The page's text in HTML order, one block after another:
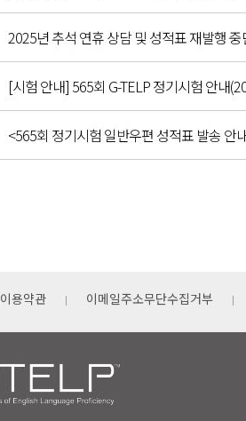
2025년 추석 연휴 상담 및 성적표 재발행
[시험 안내] 565회 G-TELP 정기시험 안내
<565회 정기시험 일반우편 성적표 발송 안
이용약관 이메일주소무단수집거부